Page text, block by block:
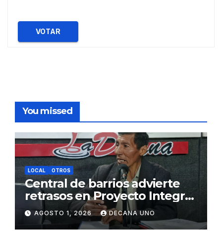
VOTAR
You missed
LOCAL OTROS
Central de barrios advierte
retrasos en Proyecto Integral
de Agua y Alcantarillado para
Juliaca
AGOSTO 1, 2026 DECANA UNO